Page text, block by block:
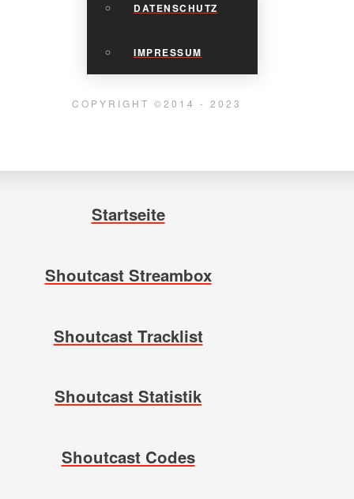
DATENSCHUTZ
IMPRESSUM
COPYRIGHT ©2014 - 2023
Startseite
Shoutcast Streambox
Shoutcast Tracklist
Shoutcast Statistik
Shoutcast Codes